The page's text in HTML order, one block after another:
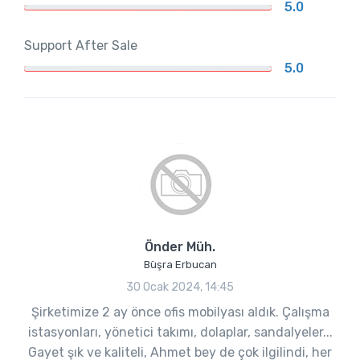
5.0
Support After Sale
5.0
Önder Müh.
Büşra Erbucan
30 Ocak 2024, 14:45
Şirketimize 2 ay önce ofis mobilyası aldık. Çalışma
istasyonları, yönetici takımı, dolaplar, sandalyeler...
Gayet şık ve kaliteli, Ahmet bey de çok ilgilindi, her